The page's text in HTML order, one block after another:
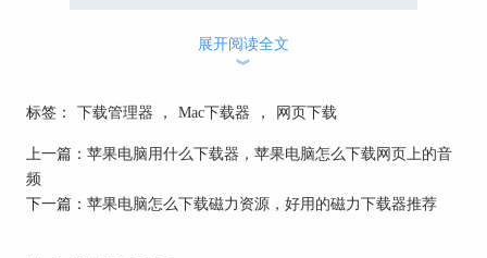
图1：创建下载任务
folx支持多种资源下载方式，其中包括URL链接、
磁力链接、BT种子文件等，并能自动识别链接或
文件的类型，并创建相对应的下载任务。
展开阅读全文
︾
标签： 下载管理器 ， Mac下载器 ， 网页下载
上一篇： 苹果电脑用什么下载器，苹果电脑怎么下载网页上的音
频
下一篇： 苹果电脑怎么下载磁力资源，好用的磁力下载器推荐